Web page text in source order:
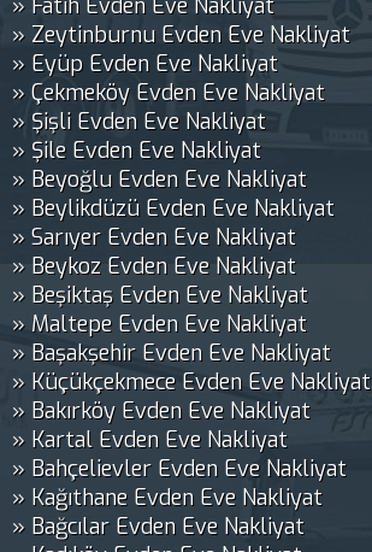
» Fatih Evden Eve Nakliyat
» Zeytinburnu Evden Eve Nakliyat
» Eyüp Evden Eve Nakliyat
» Çekmeköy Evden Eve Nakliyat
» Şişli Evden Eve Nakliyat
» Şile Evden Eve Nakliyat
» Beyoğlu Evden Eve Nakliyat
» Beylikdüzü Evden Eve Nakliyat
» Sarıyer Evden Eve Nakliyat
» Beykoz Evden Eve Nakliyat
» Beşiktaş Evden Eve Nakliyat
» Maltepe Evden Eve Nakliyat
» Başakşehir Evden Eve Nakliyat
» Küçükçekmece Evden Eve Nakliyat
» Bakırköy Evden Eve Nakliyat
» Kartal Evden Eve Nakliyat
» Bahçelievler Evden Eve Nakliyat
» Kağıthane Evden Eve Nakliyat
» Bağcılar Evden Eve Nakliyat